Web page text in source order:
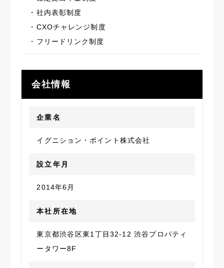
・社内表彰制度
・CXOチャレンジ制度
・フリードリンク制度
会社情報
企業名
イグニション・ポイント株式会社
設立年月
2014年6月
本社所在地
東京都渋谷区東1丁目32-12 渋谷プロパティ
ータワー8F